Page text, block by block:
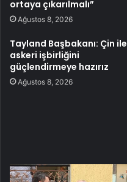
ortaya çıkarılmalı”
Ağustos 8, 2026
Tayland Başbakanı: Çin ile
askeri işbirliğini
güçlendirmeye hazırız
Ağustos 8, 2026